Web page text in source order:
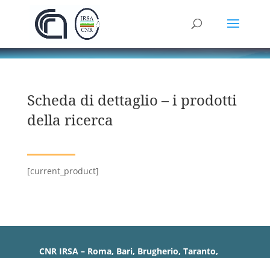
Scheda di dettaglio – i prodotti
della ricerca
[current_product]
CNR IRSA – Roma, Bari, Brugherio, Taranto,